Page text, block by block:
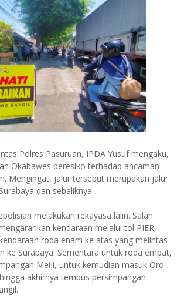
Polres Pasuruan, IPDA Yusuf mengaku,
Okabawes beresiko terhadap ancaman
Mengingat, jalur tersebut merupakan jalur
dan sebaliknya.
melakukan rekayasa lalin. Salah
kendaraan melalui tol PIER,
roda enam ke atas yang melintas
ke Surabaya. Sementara untuk roda empat,
Meiji, untuk kemudian masuk Oro-
akhirnya tembus persimpangan